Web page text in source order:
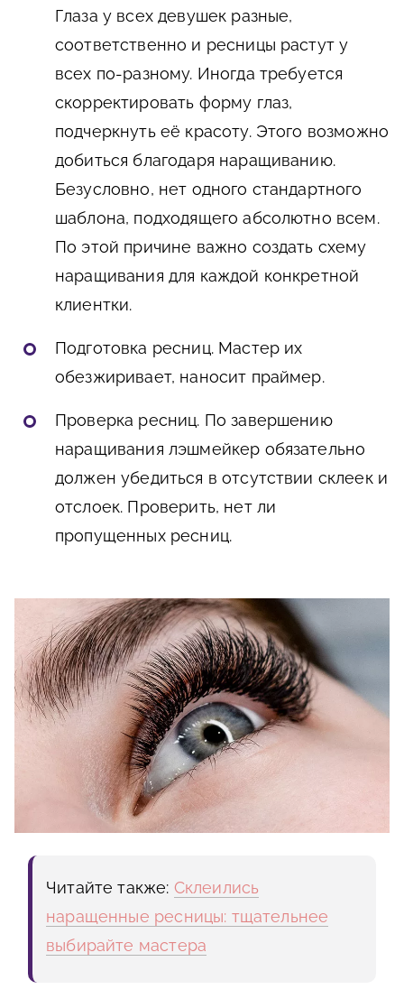
Глаза у всех девушек разные,
соответственно и ресницы растут у
всех по-разному. Иногда требуется
скорректировать форму глаз,
подчеркнуть её красоту. Этого возможно
добиться благодаря наращиванию.
Безусловно, нет одного стандартного
шаблона, подходящего абсолютно всем.
По этой причине важно создать схему
наращивания для каждой конкретной
клиентки.
Подготовка ресниц. Мастер их
обезжиривает, наносит праймер.
Проверка ресниц. По завершению
наращивания лэшмейкер обязательно
должен убедиться в отсутствии склеек и
отслоек. Проверить, нет ли
пропущенных ресниц.
Читайте также: Склеились
наращенные ресницы: тщательнее
выбирайте мастера